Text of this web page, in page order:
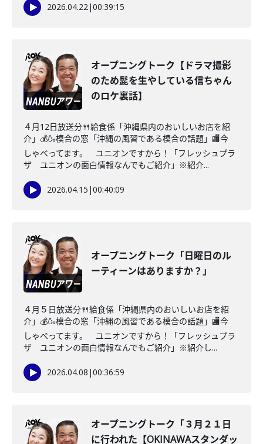
2026.04.22|00:39:15
オープニングトーク【ドラマ撮影
のため髭を生やしている信ちゃん
のロケ裏話】
４月12日放送分🍴給食係「沖縄県内のおいしいお店を紹
介」💰🍶模合の窓「沖縄の風習である模合の話題」🏬今
しゃべってます。 ユニオンですから！「フレッシュプラ
ザ ユニオンの面白情報なんでもご紹介」※紹介...
2026.04.15 |00:40:09
オープニングトーク「日曜日のル
ーティーンはありますか？」
４月５日放送分🍴給食係「沖縄県内のおいしいお店を紹
介」💰🍶模合の窓「沖縄の風習である模合の話題」🏬今
しゃべってます。 ユニオンですから！「フレッシュプラ
ザ ユニオンの面白情報なんでもご紹介」※紹介し...
2026.04.08 |00:36:59
オープニングトーク「３月２１日
に行われた【OKINAWAスタンダッ